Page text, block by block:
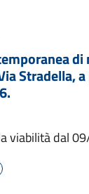
Stradella,
viabilità dal